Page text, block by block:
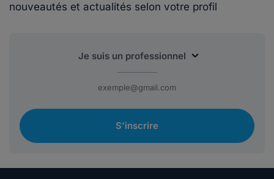
nouveautés et actualités selon votre profil
S'inscrire